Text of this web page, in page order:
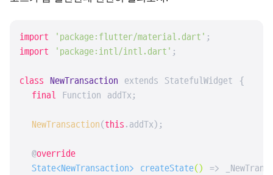
import 'package:flutter/material.dart'
import
'package:intl/intl.dart' ;
class NewTransaction extends StatefulWidget {
final Function addTx;
NewTransaction(this .addTx);
  @
override
  State<NewTransaction>
createState()
=>